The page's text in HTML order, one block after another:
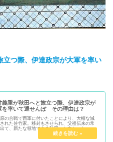
立つ際、伊達政宗が大軍を率い
義重が秋田へと旅立つ際、伊達政宗が
を率いて通せんぼ その理由は？
の合戦で西軍に付いたことにより、大幅な減
れた佐竹家。移封もさせられ、父祖伝来の常
て、新たな領地である秋田へと向かった。し
その道中、伊達政宗の大軍が待ち構えていた。